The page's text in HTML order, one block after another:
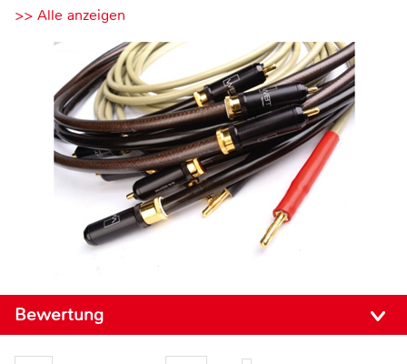
>> Alle anzeigen
Bewertung